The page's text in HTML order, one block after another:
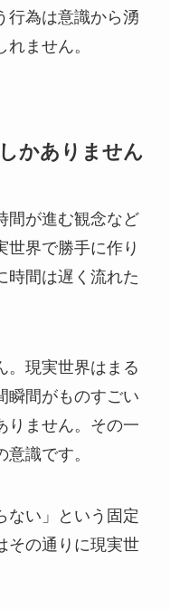
行為は意識から湧
ません。
かありません
間が進む観念など
世界で勝手に作り
時間は遅く流れた
。現実世界はまる
瞬間がものすごい
りません。その一
識です。
ない」という固定
その通りに現実世